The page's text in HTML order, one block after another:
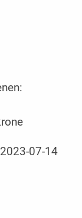
07-14